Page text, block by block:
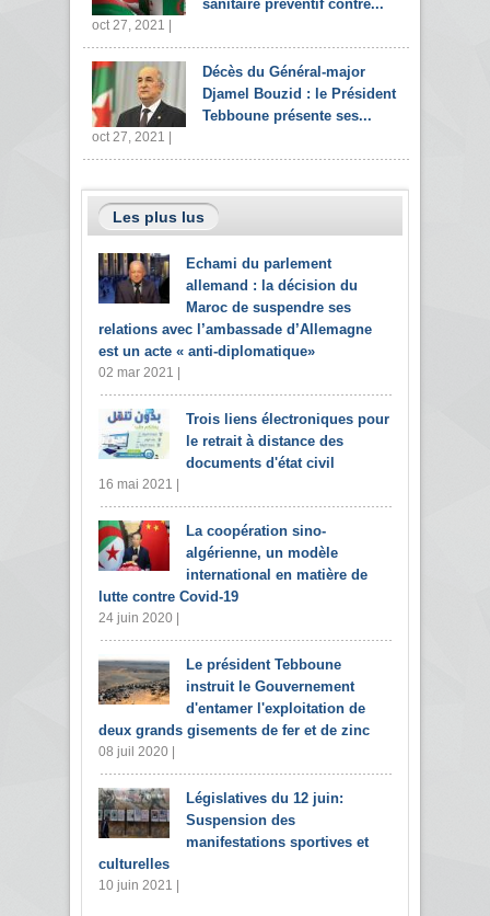
sanitaire préventif contre...
oct 27, 2021 |
Décès du Général-major
Djamel Bouzid : le Président
Tebboune présente ses...
oct 27, 2021 |
Les plus lus
Echami du parlement
allemand : la décision du
Maroc de suspendre ses
relations avec l’ambassade d’Allemagne
est un acte « anti-diplomatique»
02 mar 2021 |
Trois liens électroniques pour
le retrait à distance des
documents d'état civil
16 mai 2021 |
La coopération sino-
algérienne, un modèle
international en matière de
lutte contre Covid-19
24 juin 2020 |
Le président Tebboune
instruit le Gouvernement
d'entamer l'exploitation de
deux grands gisements de fer et de zinc
08 juil 2020 |
Législatives du 12 juin:
Suspension des
manifestations sportives et
culturelles
10 juin 2021 |